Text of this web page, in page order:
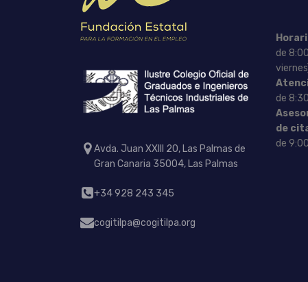
Avda. Juan XXIII 20, Las Palmas de
Gran Canaria 35004, Las Palmas
+34 928 243 345
cogitilpa@cogitilpa.org
de
de
de
de